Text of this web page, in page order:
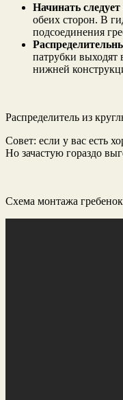
Начинать
обеих сторон. В
подсоединения
патрубки выходят
нижней
Распределитель из
Совет: если у вас есть
Но зачастую гораздо
Схема монтажа